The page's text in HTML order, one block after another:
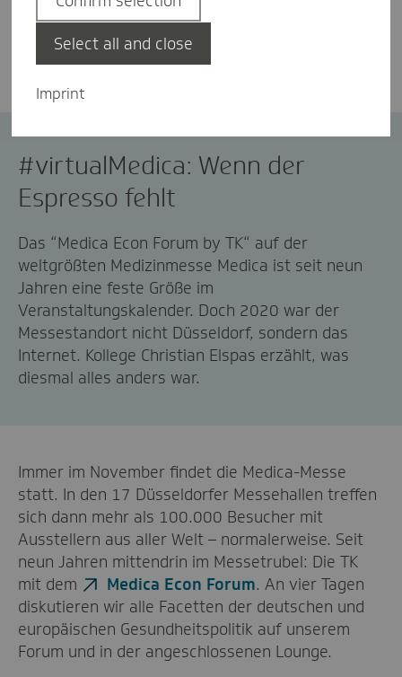
Christian Elspas
#virtualMedica: Wenn der
Espresso fehlt
Das “Medica Econ Forum by TK“ auf der
weltgrößten Medizinmesse Medica ist seit neun
Jahren eine feste Größe im
Veranstaltungskalender. Doch 2020 war der
Messestandort nicht Düsseldorf, sondern das
Internet. Kollege Christian Elspas erzählt, was
diesmal alles anders war.
Immer im November findet die Medica-Messe
statt. In den 17 Düsseldorfer Messehallen treffen
sich dann mehr als 100.000 Besucher mit
Ausstellern aus aller Welt – normalerweise. Seit
neun Jahren mittendrin im Messetrubel: Die TK
mit dem
Medica Econ Forum. An vier Tagen
diskutieren wir alle Facetten der deutschen und
europäischen Gesundheitspolitik auf unserem
Forum und in der angeschlossenen Lounge.
Imprint
Select all and close